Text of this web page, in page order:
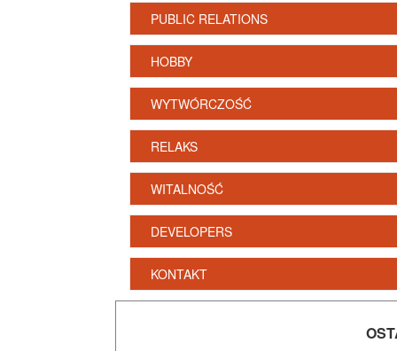
PUBLIC RELATIONS
HOBBY
WYTWÓRCZOŚĆ
RELAKS
WITALNOŚĆ
DEVELOPERS
KONTAKT